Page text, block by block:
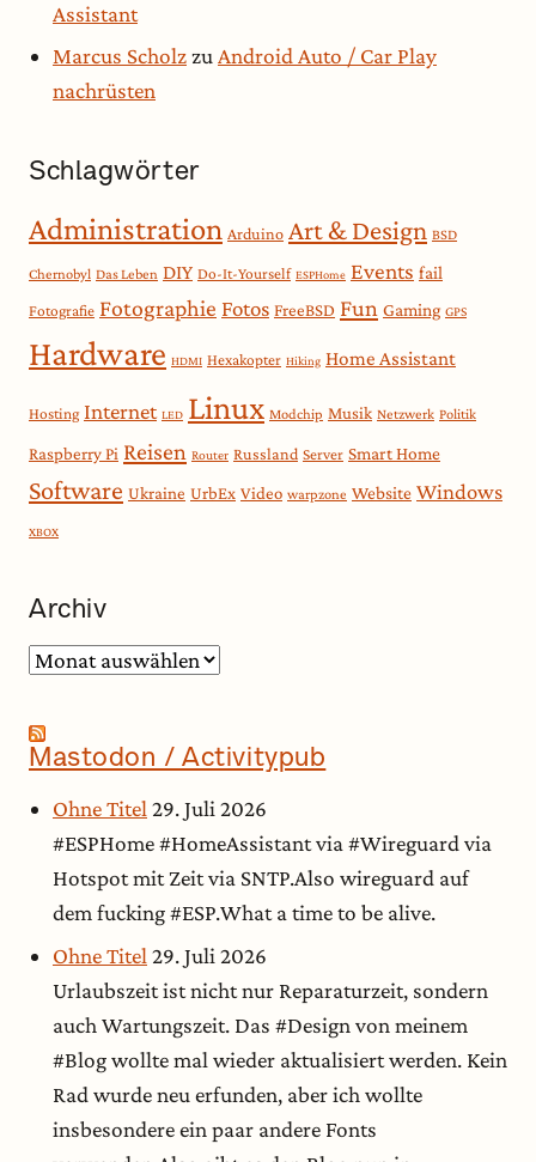
Assistant
Marcus ScholzzuAndroid Auto / Car Play
nachrüsten
Schlagwörter
Administration Arduino Art & Design BSD
Chernobyl Das Leben DIY Do-It-Yourself ESPHome Events fail
Fotografie Fotographie Fotos FreeBSD Fun Gaming GPS
Hardware HDMI Hexakopter Hiking Home Assistant
Hosting Internet LED Linux Modchip Musik Netzwerk Politik
Raspberry Pi Reisen Router Russland Server Smart Home
Software Ukraine UrbEx Video warpzone Website Windows
XBOX
Archiv
Archiv
Mastodon / Activitypub
Ohne Titel29. Juli 2026
#ESPHome #HomeAssistant via #Wireguard via
Hotspot mit Zeit via SNTP.Also wireguard auf
dem fucking #ESP.What a time to be alive.
Ohne Titel 29. Juli 2026
Urlaubszeit ist nicht nur Reparaturzeit, sondern
auch Wartungszeit. Das #Design von meinem
#Blog wollte mal wieder aktualisiert werden. Kein
Rad wurde neu erfunden, aber ich wollte
insbesondere ein paar andere Fonts